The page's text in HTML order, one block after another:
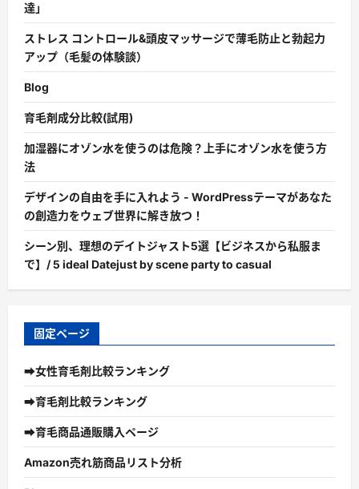
達」
ストレス コントロール&頭皮マッサージで薄毛防止と勃起力
アップ（毛髪の体験談）
Blog
育毛剤成分比較(試用)
加湿器にオゾン水を使うのは危険？上手にオゾン水を使う方
法
デザインの自由を手に入れよう - WordPressテーマがあなた
の創造力をウェブ世界に解き放つ！
シーン別、理想のデイトジャスト5選【ビジネスから私服ま
で】/ 5 ideal Datejust by scene party to casual
固定ページ
➡女性育毛剤比較ランキング
➡育毛剤比較ランキング
➡育毛商品通販購入ページ
Amazon売れ筋商品リスト分析